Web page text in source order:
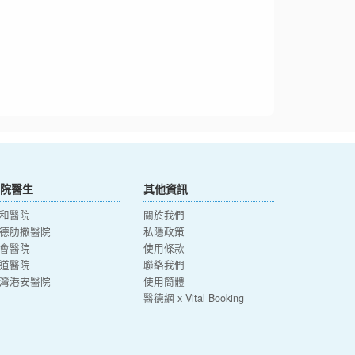
醫生
醫院
肋撒醫院
醫院
醫院
港安醫院
其他資訊
關於我們
私隱政策
使用條款
聯絡我們
使用簡體
醫德網 x Vital Booking